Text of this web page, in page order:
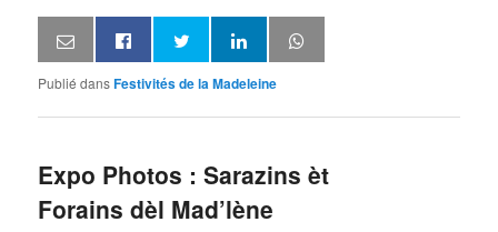
Publié dansFestivités de la Madeleine
Expo Photos : Sarazins èt
Forains dèl Mad’lène